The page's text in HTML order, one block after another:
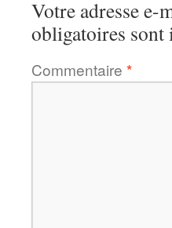
Votre adresse e-
obligatoires sont
Commentaire *